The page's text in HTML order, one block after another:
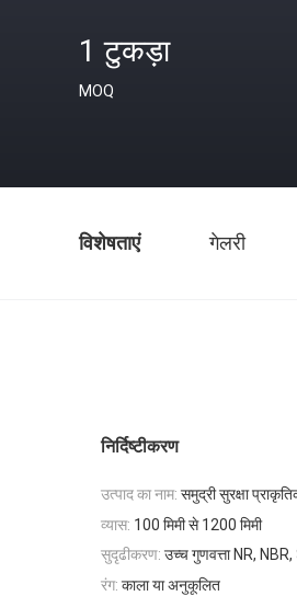
1 टुकड़ा
MOQ
विशेषताएं गेलरी
निर्दिष्टीकरण
उत्पाद का नाम: समुद्री सुरक्षा
व्यास: 100 मिमी से 1200 मिमी
सुदृढीकरण: उच्च गुणवत्ता NR,
रंग: काला या अनुकूलित